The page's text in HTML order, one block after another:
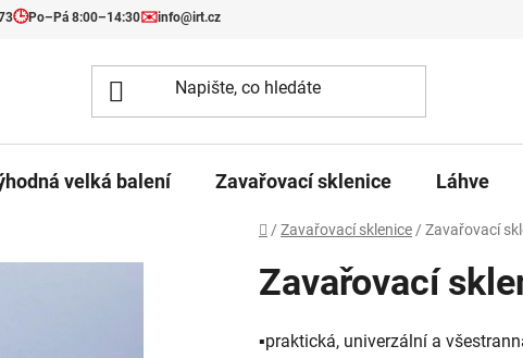
🕒Po–Pá 8:00–14:30✉️info@irt.cz
velká balení Zavařovací sklenice Láhve
Domů
/ Zavařovací sklenice / Zavařovací
Zavařovací
▪️praktická, univerzální a